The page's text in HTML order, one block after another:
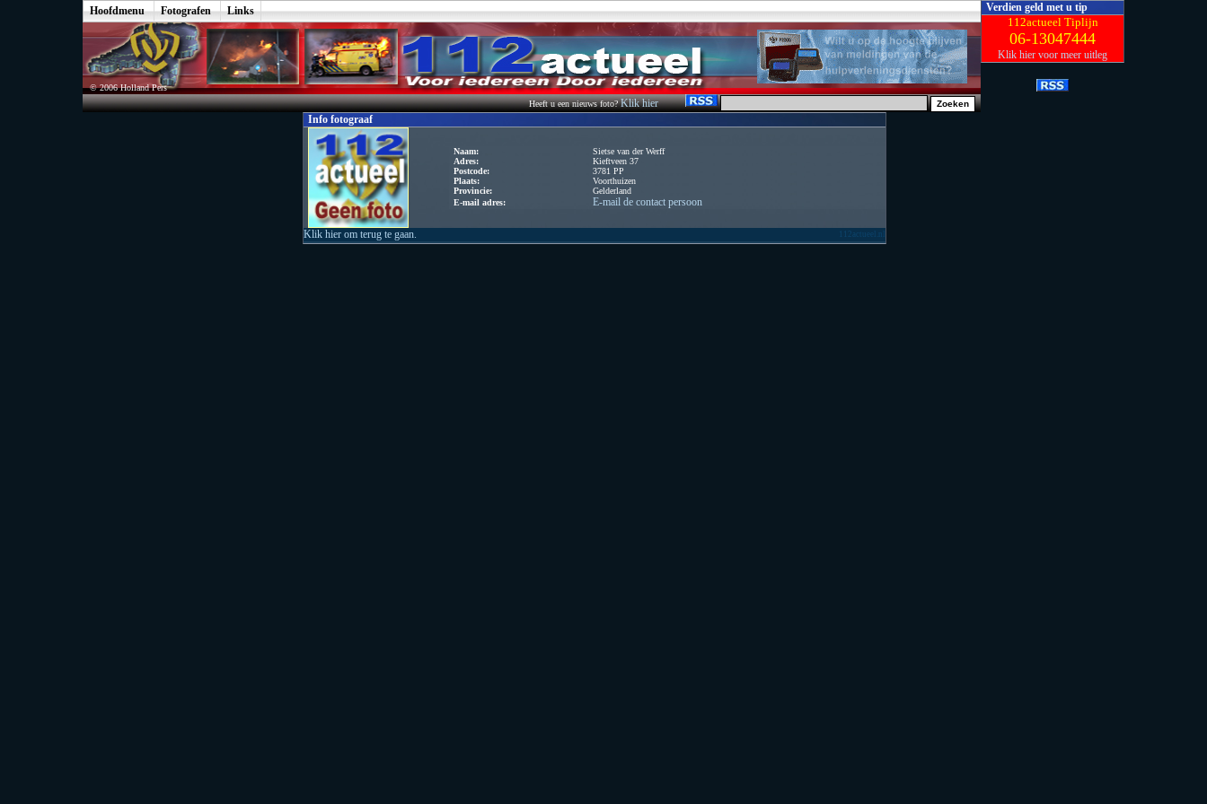
Hoofdmenu Fotografen Links
© 2006 Holland Pers
Heeft u een nieuws foto?Klik hier
Info fotograaf
Naam:
Sietse van der Werff
Adres:
Kieftveen 37
Postcode:
3781 PP
Plaats:
Voorthuizen
Provincie:
Gelderland
E-mail adres:
E-mail de contact persoon
Klik hier om terug te gaan. 112actueel.nl
Verdien geld met u tip
112actueel Tiplijn
06-13047444
Klik hier voor meer uitleg